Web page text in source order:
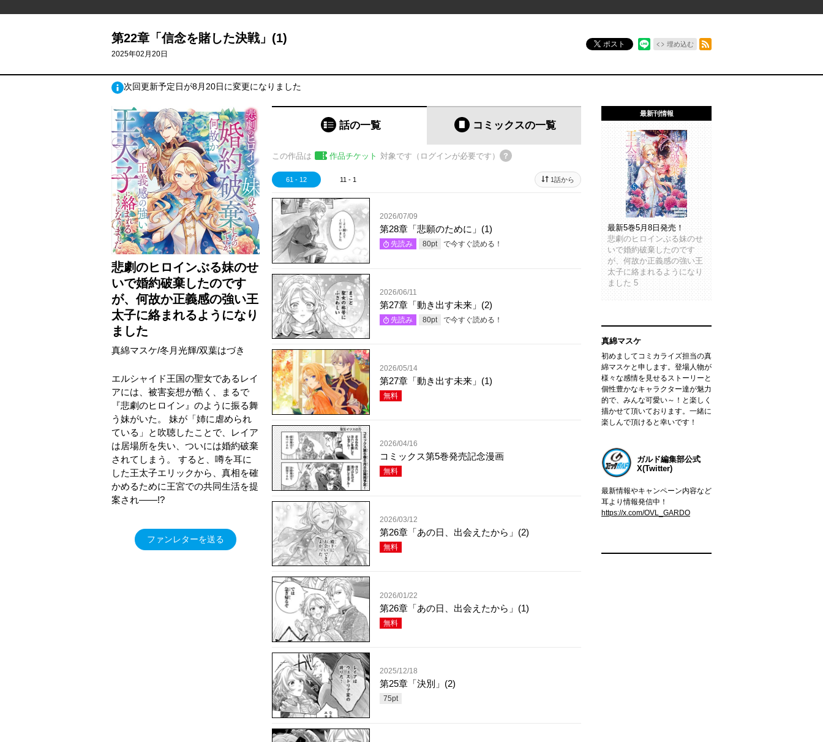
第22章「信念を賭した決戦」(1)
2025年02月20日
ポスト 埋め込む
次回更新予定日が8月20日に変更になりました
悲劇のヒロインぶる妹のせ
いで婚約破棄したのです
が、何故か正義感の強い王
太子に絡まれるようになり
ました
真綿マスケ/冬月光輝/双葉はづき
エルシャイド王国の聖女であるレイ
アには、被害妄想が酷く、まるで
『悲劇のヒロイン』のように振る舞
う妹がいた。 妹が「姉に虐められ
ている」と吹聴したことで、レイア
は居場所を失い、ついには婚約破棄
されてしまう。 すると、噂を耳に
した王太子エリックから、真相を確
かめるために王宮での共同生活を提
案され――!?
ファンレターを送る
話の一覧 コミックスの一覧
この作品は 作品チケット 対象です（ログインが必要です）
61 - 12 11 - 1 1話から
2026/07/09
第28章「悲願のために」(1)
先読み 80pt で今すぐ読める！
2026/06/11
第27章「動き出す未来」(2)
先読み 80pt で今すぐ読める！
2026/05/14
第27章「動き出す未来」(1)
無料
2026/04/16
コミックス第5巻発売記念漫画
無料
2026/03/12
第26章「あの日、出会えたから」(2)
無料
2026/01/22
第26章「あの日、出会えたから」(1)
無料
2025/12/18
第25章「決別」(2)
75pt
最新刊情報
最新5巻5月8日発売！
悲劇のヒロインぶる妹のせ
いで婚約破棄したのです
が、何故か正義感の強い王
太子に絡まれるようになり
ました 5
真綿マスケ
初めましてコミカライズ担当の真
綿マスケと申します。登場人物が
様々な感情を見せるストーリーと
個性豊かなキャラクター達が魅力
的で、みんな可愛い～！と楽しく
描かせて頂いております。一緒に
楽しんで頂けると幸いです！
ガルド編集部公式
X(Twitter)
最新情報やキャンペーン内容など
耳より情報発信中！
https://x.com/OVL_GARDO